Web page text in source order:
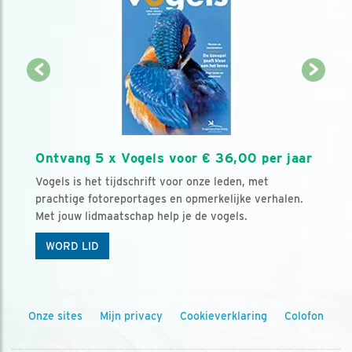
Ontvang 5 x Vogels voor € 36,00 per jaar
Vogels is het tijdschrift voor onze leden, met
prachtige fotoreportages en opmerkelijke verhalen.
Met jouw lidmaatschap help je de vogels.
WORD LID
Onze sites Mijn privacy Cookieverklaring Colofon